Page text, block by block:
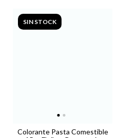
SIN STOCK
Colorante Pasta Comestible